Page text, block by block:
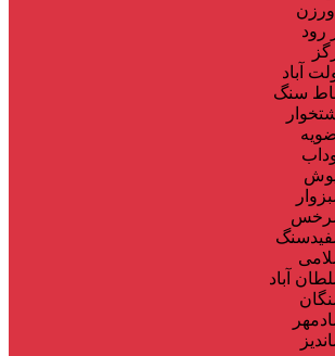
رود
آباد
سنگ
آباد